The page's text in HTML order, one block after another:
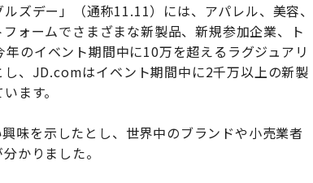
ズデー」（通称11.11）には、アパレル、美容、
ォームでさまざまな新製品、新規参加企業、ト
のイベント期間中に10万を超えるラグジュアリ
、JD.comはイベント期間中に2千万以上の新製
ます。
味を示したとし、世界中のブランドや小売業者
かりました。